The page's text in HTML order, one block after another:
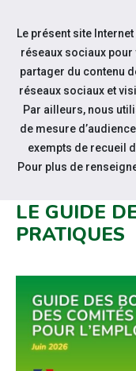
Aller au contenu
Notre
18 MOIS
LE GUIDE
PRATIQUES
Le présent site
réseaux sociaux
partager du contenu
réseaux sociaux et
Par ailleurs, nous
de mesure
exempts de recueil
Pour plus de